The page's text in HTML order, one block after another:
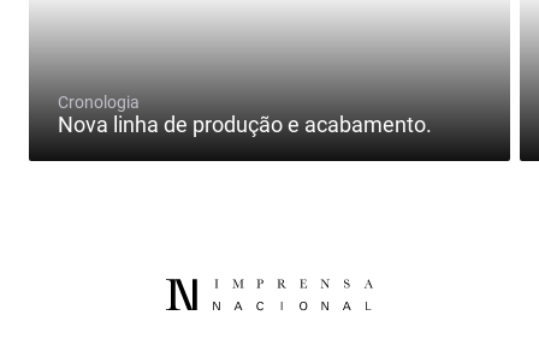
Cronologia
Nova linha de produção e acabamento.